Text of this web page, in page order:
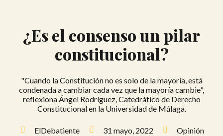
¿Es el consenso un pilar
constitucional?
"Cuando la Constitución no es solo de la mayoría, está
condenada a cambiar cada vez que la mayoría cambie",
reflexiona Ángel Rodríguez, Catedrático de Derecho
Constitucional en la Universidad de Málaga.
ElDebatiente 31 mayo, 2022 Opinión